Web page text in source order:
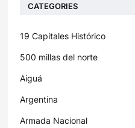
CATEGORIES
19 Capitales Histórico
500 millas del norte
Aiguá
Argentina
Armada Nacional